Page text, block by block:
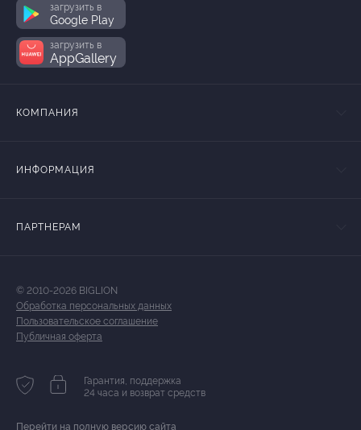
загрузить в
Google Play
загрузить в
AppGallery
КОМПАНИЯ
ИНФОРМАЦИЯ
ПАРТНЕРАМ
© 2010-2026 BIGLION
Обработка персональных данных
Пользовательское соглашение
Публичная оферта
Гарантия, поддержка
24 часа и возврат средств
Перейти на полную версию сайта